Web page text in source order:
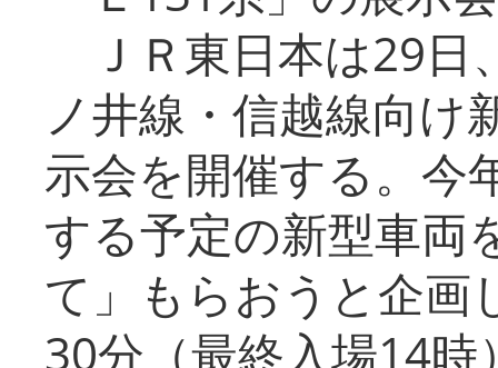
ＪＲ東日本は29日
ノ井線・信越線向け
示会を開催する。今
する予定の新型車両
て」もらおうと企画
30分（最終入場14